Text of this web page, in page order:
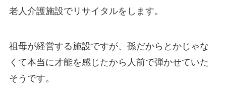
老人介護施設でリサイタルをします。
祖母が経営する施設ですが、孫だからとかじゃな
くて本当に才能を感じたから人前で弾かせていた
そうです。